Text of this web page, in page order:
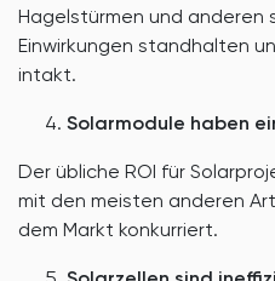
Hagelstürmen und anderen
Einwirkungen standhalten
intakt.
Solarmodule haben
Der übliche ROI für
mit den meisten anderen
dem Markt konkurriert.